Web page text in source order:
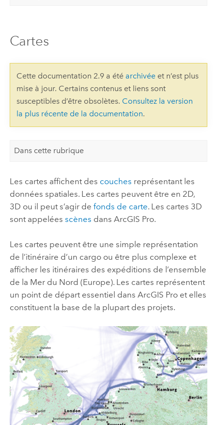
Cartes
Cette documentation 2.9 a été archivéeet n’est plus
mise à jour. Certains contenus et liens sont
susceptibles d’être obsolètes. Consultez la version
la plus récente de la documentation.
Dans cette rubrique
Les cartes affichent des couches représentant les
données spatiales. Les cartes peuvent être en 2D,
3D ou il peut s’agir de fonds de carte. Les cartes 3D
sont appelées scènes dans ArcGIS Pro.
Les cartes peuvent être une simple représentation
de l’itinéraire d’un cargo ou être plus complexe et
afficher les itinéraires des expéditions de l’ensemble
de la Mer du Nord (Europe). Les cartes représentent
un point de départ essentiel dans ArcGIS Proet elles
constituent la base de la plupart des projets.